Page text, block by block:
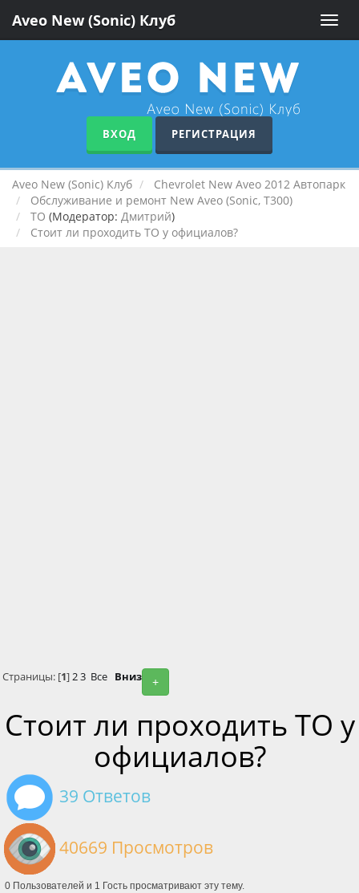
Toggle
Aveo New (Sonic) Клуб
ВХОД РЕГИСТРАЦИЯ
Aveo New (Sonic) Клуб
Chevrolet New Aveo 2012 Автопарк
Обслуживание и ремонт New Aveo (Sonic, T300)
ТО (Модератор: Дмитрий)
Стоит ли проходить ТО у официалов?
+
Страницы: [1]2 3 Все Вниз
Стоит ли проходить ТО у
официалов?
39 Ответов
40669 Просмотров
0 Пользователей и 1 Гость просматривают эту тему.